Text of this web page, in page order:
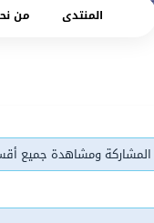
المنتدى من
ومشاهدة جميع